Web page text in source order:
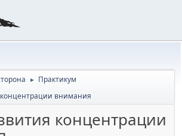
► Практикум
внимания
концентрации